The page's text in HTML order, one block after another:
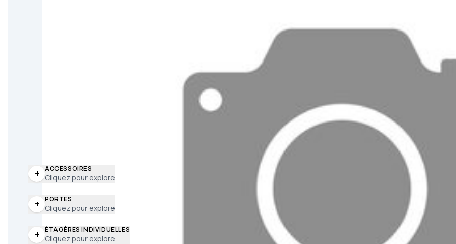
+ ACCESSOIRES
Cliquez pour explore
+ PORTES
Cliquez pour explore
+ ÉTAGÈRES INDIVIDUELLES
Cliquez pour explore